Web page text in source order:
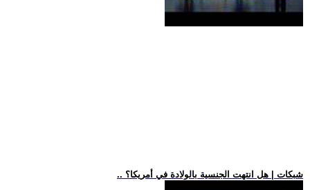
.. شبكات | هل انتهت الجنسية بالولادة في أمريكا؟